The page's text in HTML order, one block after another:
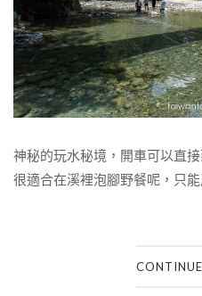
神秘的玩水秘境，開車可以直
很適合在溪裡泡腳野餐呢，只能